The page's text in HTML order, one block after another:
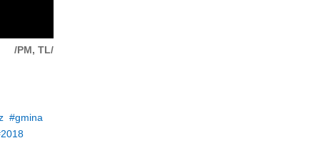
/PM, TL/
gmina
2018